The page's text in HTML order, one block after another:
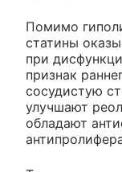
Помимо
статины
при
признак
сосудистую
улучшают
обладают